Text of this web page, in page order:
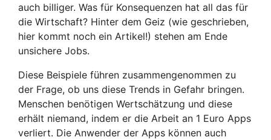
auch billiger. Was für Konsequenzen hat all das für
die Wirtschaft? Hinter dem Geiz (wie geschrieben,
hier kommt noch ein Artikel!) stehen am Ende
unsichere Jobs.
Diese Beispiele führen zusammengenommen zu
der Frage, ob uns diese Trends in Gefahr bringen.
Menschen benötigen Wertschätzung und diese
erhält niemand, indem er die Arbeit an 1 Euro Apps
verliert. Die Anwender der Apps können auch